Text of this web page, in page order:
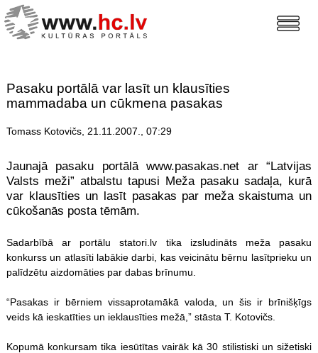
Pasaku portālā var lasīt un klausīties
mammadaba un cūkmena pasakas
Tomass Kotovičs, 21.11.2007., 07:29
Jaunajā pasaku portālā www.pasakas.net ar “Latvijas
Valsts meži” atbalstu tapusi Meža pasaku sadaļa, kurā
var klausīties un lasīt pasakas par meža skaistuma un
cūkošanās posta tēmām.
Sadarbībā ar portālu statori.lv tika izsludināts meža pasaku
konkurss un atlasīti labākie darbi, kas veicinātu bērnu lasītprieku un
palīdzētu aizdomāties par dabas brīnumu.
“Pasakas ir bērniem vissaprotamākā valoda, un šis ir brīnišķīgs
veids kā ieskatīties un ieklausīties mežā,” stāsta T. Kotovičs.
Kopumā konkursam tika iesūtītas vairāk kā 30 stilistiski un sižetiski